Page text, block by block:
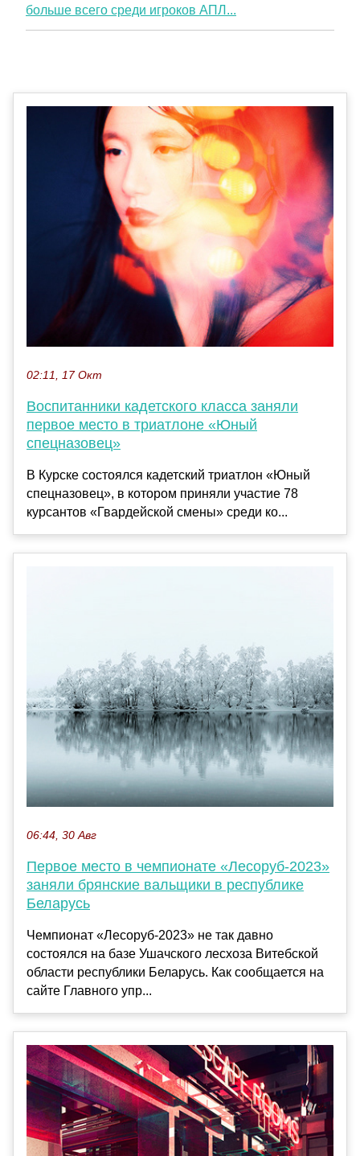
больше всего среди игроков АПЛ...
02:11, 17 Окт
Воспитанники кадетского класса заняли
первое место в триатлоне «Юный
спецназовец»
В Курске состоялся кадетский триатлон «Юный
спецназовец», в котором приняли участие 78
курсантов «Гвардейской смены» среди ко...
06:44, 30 Авг
Первое место в чемпионате «Лесоруб-2023»
заняли брянские вальщики в республике
Беларусь
Чемпионат «Лесоруб-2023» не так давно
состоялся на базе Ушачского лесхоза Витебской
области республики Беларусь. Как сообщается на
сайте Главного упр...